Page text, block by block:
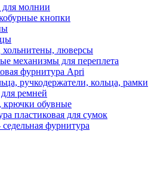
для молнии
кнопки
люверсы
механизмы для переплета
фурнитура Apri
ручкодержатели, кольца, рамки
ремней
обувные
пластиковая для сумок
фурнитура